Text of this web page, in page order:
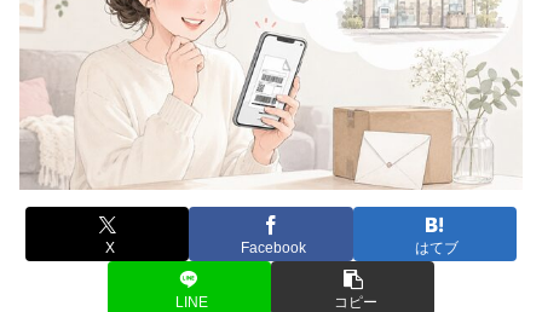
X Facebook はてブ
LINE コピー